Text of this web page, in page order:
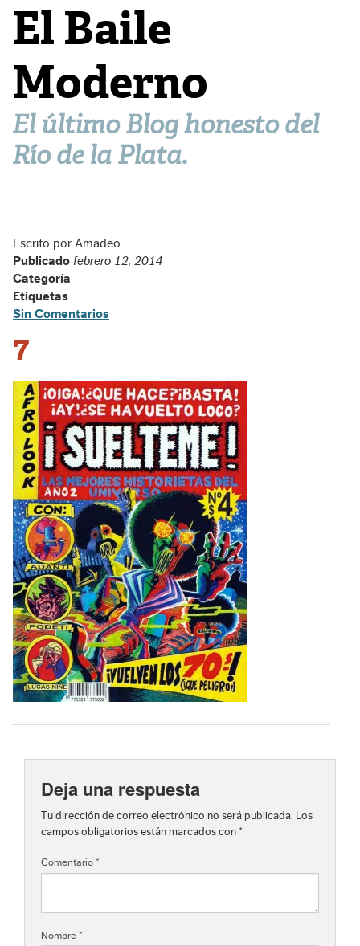
El Baile
Moderno
El último Blog honesto del
Río de la Plata.
Escrito por Amadeo
Publicado febrero 12, 2014
Categoría
Etiquetas
Sin Comentarios
7
Deja una respuesta
Tu dirección de correo electrónico no será publicada. Los
campos obligatorios están marcados con *
Comentario *
Nombre *